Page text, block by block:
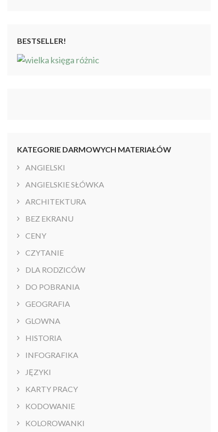
BESTSELLER!
KATEGORIE DARMOWYCH MATERIAŁÓW
ANGIELSKI
ANGIELSKIE SŁÓWKA
ARCHITEKTURA
BEZ EKRANU
CENY
CZYTANIE
DLA RODZICÓW
DO POBRANIA
GEOGRAFIA
GLOWNA
HISTORIA
INFOGRAFIKA
JĘZYKI
KARTY PRACY
KODOWANIE
KOLOROWANKI